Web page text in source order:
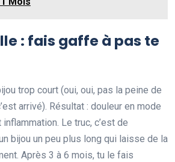
: fais gaffe à pas te
trop court (oui, oui, pas la peine de
arrivé). Résultat : douleur en mode
Le truc, c’est de
bijou un peu plus long qui laisse de la
Après 3 à 6 mois, tu le fais